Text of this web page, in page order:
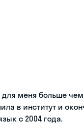
меня больше
в институт и
с 2004 года.